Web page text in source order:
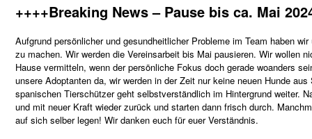
++++Breaking News – Pause bis ca. Mai
Aufgrund persönlicher und gesundheitlicher Probleme im Team haben
zu machen. Wir werden die Vereinsarbeit bis Mai pausieren. Wir wollen
Hause vermitteln, wenn der persönliche Fokus doch gerade woanders
unsere Adoptanten da, wir werden in der Zeit nur keine neuen Hunde
spanischen Tierschützer geht selbstverständlich im Hintergrund weiter.
und mit neuer Kraft wieder zurück und starten dann frisch durch.
auf sich selber legen! Wir danken euch für euer Verständnis.